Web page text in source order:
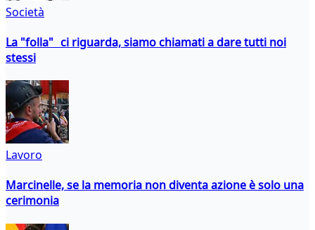
Società
La "folla" ci riguarda, siamo chiamati a dare tutti noi
stessi
Lavoro
Marcinelle, se la memoria non diventa azione è solo una
cerimonia